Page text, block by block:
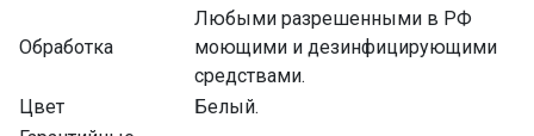
Обработка
Любыми разрешенными в РФ
моющими и дезинфицирующими
средствами.
Цвет
Белый.